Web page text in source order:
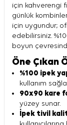
için kahverengi
günlük
için uygundur;
edebilirsiniz.
boyun
Öne Çıkan
%100 ipek
kullanım
90x90 kare
yüzey sunar.
İpek tivil